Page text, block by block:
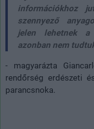
információkhoz
szennyező
jelen lehetnek a
azonban nem
- magyarázta
rendőrség erdészeti
parancsnoka.